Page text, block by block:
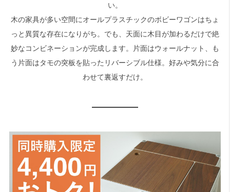
い。
木の家具が多い空間にオールプラスチックのボビーワゴンはちょ
っと異質な存在になりがち。でも、天面に木目が加わるだけで絶
妙なコンビネーションが完成します。片面はウォールナット、も
う片面はタモの突板を貼ったリバーシブル仕様。好みや気分に合
わせて裏返すだけ。